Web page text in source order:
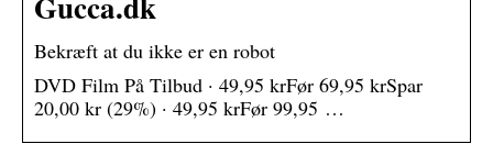
Bekræft at du ikke er en robot
DVD Film På Tilbud · 49,95 krFør 69,95 krSpar
20,00 kr (29%) · 49,95 krFør 99,95 …